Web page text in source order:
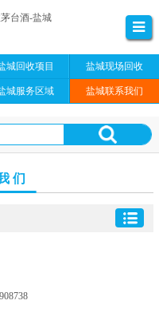
城回收项目 盐城现场回收
城服务区域 盐城联系我们
们